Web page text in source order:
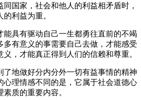
国家，社会和他人的利益相矛盾时，
利益为重。
能具有驱动自己一生都勇往直前的不竭
多有意义的事需要自己去做，才能感受
，才能真正得到人们的信赖和尊重。
了地做好分内分外一切有益事情的精神
心理情感不同的是，它属于社会道德心
质的重要内容。